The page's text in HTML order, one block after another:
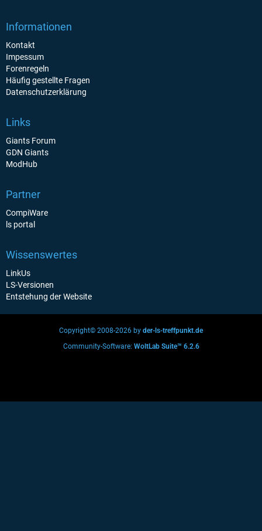
Informationen
Kontakt
Impessum
Forenregeln
Häufig gestellte Fragen
Datenschutzerklärung
Links
Giants Forum
GDN Giants
ModHub
Partner
CompiWare
ls portal
Wissenswertes
LinkUs
LS-Versionen
Entstehung der Website
Copyright© 2008-2026 by der-ls-treffpunkt.de
Community-Software: WoltLab Suite™ 6.2.6